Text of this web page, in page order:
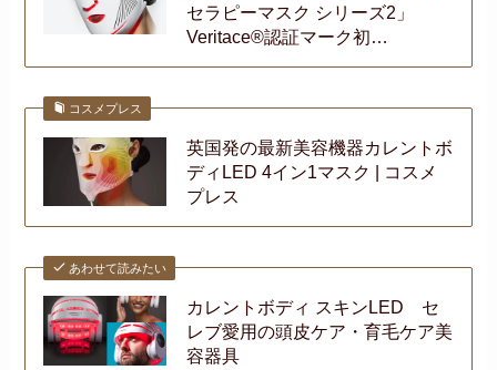
セラピーマスク シリーズ2」
Veritace®認証マーク初…
コスメプレス
英国発の最新美容機器カレントボ
ディLED 4イン1マスク | コスメ
プレス
あわせて読みたい
カレントボディ スキンLED セ
レブ愛用の頭皮ケア・育毛ケア美
容器具